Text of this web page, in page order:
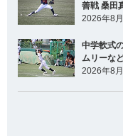
善戦 桑田
2026年8
中学軟式
ムリーな
2026年8